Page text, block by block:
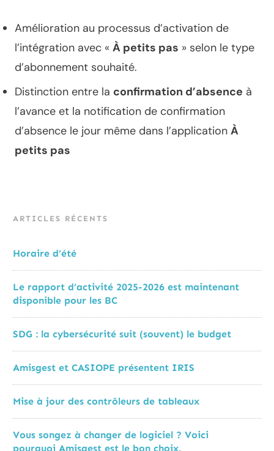
Amélioration au processus d’activation de
l’intégration avec « À petits pas » selon le type
d’abonnement souhaité.
Distinction entre la confirmation d’absence à
l’avance et la notification de confirmation
d’absence le jour même dans l’application À
petits pas
ARTICLES RÉCENTS
Horaire d’été
Le rapport d’activité 2025-2026 est maintenant
disponible pour les BC
SDG : la cybersécurité suit (souvent) le budget
Amisgest et CASIOPE présentent IRIS
Mise à jour des contrôleurs de tableaux
Vous songez à changer de logiciel ? Voici
pourquoi Amisgest est le bon choix.